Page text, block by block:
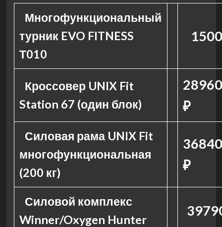
Многофункциональный
турник EVO FITNESS
Т010
Кроссовер UNIX Fit
Station 67 (один блок)
₽
Силовая рама UNIX Fit
многофункциональная
(200 кг)
₽
Силовой комплекс
Winner/Oxygen Hunter